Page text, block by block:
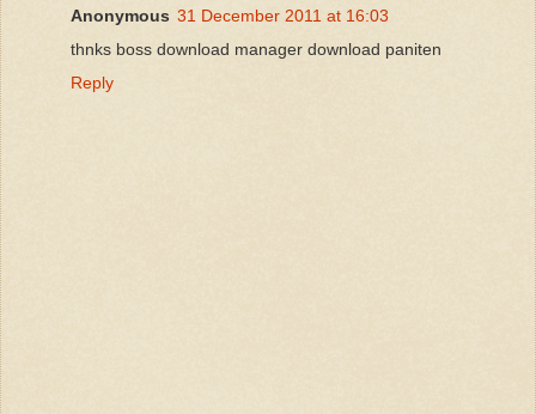
Anonymous 31 December 2011 at 16:03
thnks boss download manager download paniten
Reply